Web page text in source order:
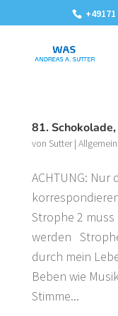
81.
von Sutter| Allgemein
ACHTUNG: Nur
Strophe 2
werden
durch mein
Beben wie
Stimme...